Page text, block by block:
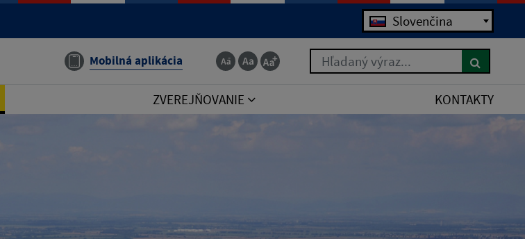
Jazyk Slovenčina
Mobilná aplikácia Hľadaný výraz...
ZVEREJŇOVANIE KONTAKTY